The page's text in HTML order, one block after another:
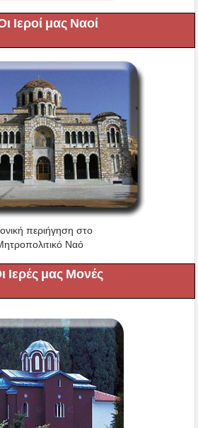
Ιεροί μας Ναοί
περιήγηση στο
Ναό
Ιερές μας Μονές